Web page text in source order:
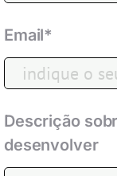
Email*
Descrição
desenvolver